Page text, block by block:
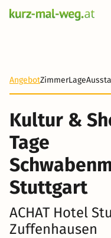
AngebotZimmerLage
Kultur &
Tage
Stuttgart
ACHAT Hotel
Zuffenhausen